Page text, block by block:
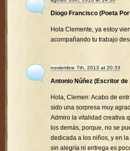
Diogo Francisco (Poeta
Hola Clemente, ya estoy
acompañando tu trabajo
noviembre 7th, 2013 at 20:33
Antonio Núñez (Escritor
Hola, Clemen: Acabo de
sido una sorpresa muy
Admiro la vitalidad creativa
los demás, porque, no se
dedicada a los niños, y en
sin alegría ni entrega es